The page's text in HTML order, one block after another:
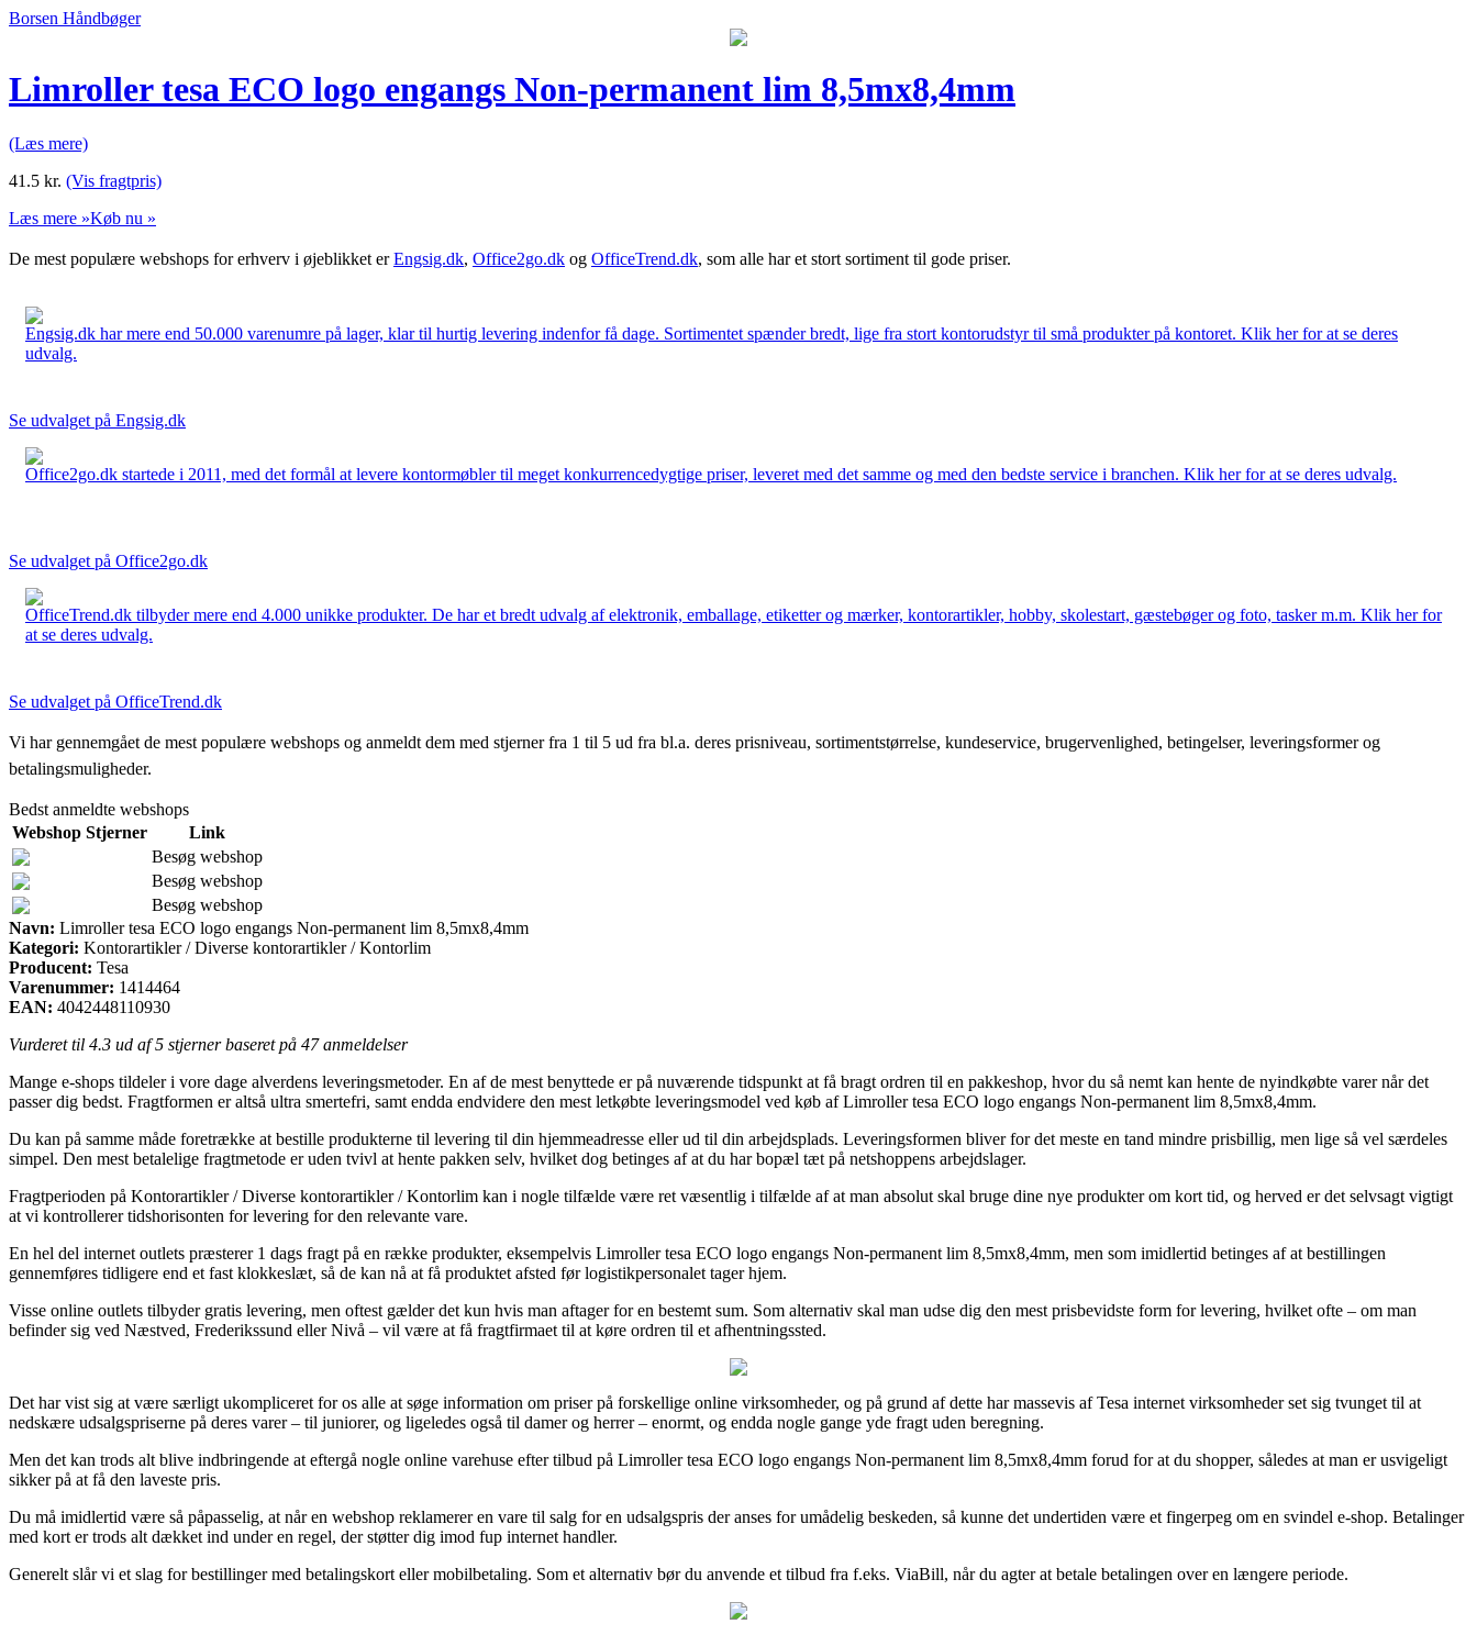
Borsen Håndbøger
Limroller tesa ECO logo engangs Non-permanent lim 8,5mx8,4mm
(Læs mere)
41.5 kr. (Vis fragtpris)
Læs mere »Køb nu »
De mest populære webshops for erhverv i øjeblikket erEngsig.dk, Office2go.dk og OfficeTrend.dk, som alle har et stort sortiment til gode priser.
Engsig.dk har mere end 50.000 varenumre på lager, klar til hurtig levering indenfor få dage. Sortimentet spænder bredt, lige fra stort kontorudstyr til små produkter på kontoret. Klik her for at se deres
udvalg.
Se udvalget på Engsig.dk
Office2go.dk startede i 2011, med det formål at levere kontormøbler til meget konkurrencedygtige priser, leveret med det samme og med den bedste service i branchen. Klik her for at se deres udvalg.
Se udvalget på Office2go.dk
OfficeTrend.dk tilbyder mere end 4.000 unikke produkter. De har et bredt udvalg af elektronik, emballage, etiketter og mærker, kontorartikler, hobby, skolestart, gæstebøger og foto, tasker m.m. Klik her for
at se deres udvalg.
Se udvalget på OfficeTrend.dk
Vi har gennemgået de mest populære webshops og anmeldt dem med stjerner fra 1 til 5 ud fra bl.a. deres prisniveau, sortimentstørrelse, kundeservice, brugervenlighed, betingelser, leveringsformer og
betalingsmuligheder.
Bedst anmeldte webshops
Webshop Stjerner
Link
Besøg webshop
Besøg webshop
Besøg webshop
Navn: Limroller tesa ECO logo engangs Non-permanent lim 8,5mx8,4mm
Kategori: Kontorartikler / Diverse kontorartikler / Kontorlim
Producent: Tesa
Varenummer: 1414464
EAN: 4042448110930
Vurderet til 4.3 ud af 5 stjerner baseret på 47anmeldelser
Mange e-shops tildeler i vore dage alverdens leveringsmetoder. En af de mest benyttede er på nuværende tidspunkt at få bragt ordren til en pakkeshop, hvor du så nemt kan hente de nyindkøbte varer når det
passer dig bedst. Fragtformen er altså ultra smertefri, samt endda endvidere den mest letkøbte leveringsmodel ved køb af Limroller tesa ECO logo engangs Non-permanent lim 8,5mx8,4mm.
Du kan på samme måde foretrække at bestille produkterne til levering til din hjemmeadresse eller ud til din arbejdsplads. Leveringsformen bliver for det meste en tand mindre prisbillig, men lige så vel særdeles
simpel. Den mest betalelige fragtmetode er uden tvivl at hente pakken selv, hvilket dog betinges af at du har bopæl tæt på netshoppens arbejdslager.
Fragtperioden på Kontorartikler / Diverse kontorartikler / Kontorlim kan i nogle tilfælde være ret væsentlig i tilfælde af at man absolut skal bruge dine nye produkter om kort tid, og herved er det selvsagt vigtigt
at vi kontrollerer tidshorisonten for levering for den relevante vare.
En hel del internet outlets præsterer 1 dags fragt på en række produkter, eksempelvis Limroller tesa ECO logo engangs Non-permanent lim 8,5mx8,4mm, men som imidlertid betinges af at bestillingen
gennemføres tidligere end et fast klokkeslæt, så de kan nå at få produktet afsted før logistikpersonalet tager hjem.
Visse online outlets tilbyder gratis levering, men oftest gælder det kun hvis man aftager for en bestemt sum. Som alternativ skal man udse dig den mest prisbevidste form for levering, hvilket ofte – om man
befinder sig ved Næstved, Frederikssund eller Nivå – vil være at få fragtfirmaet til at køre ordren til et afhentningssted.
Det har vist sig at være særligt ukompliceret for os alle at søge information om priser på forskellige online virksomheder, og på grund af dette har massevis af Tesa internet virksomheder set sig tvunget til at
nedskære udsalgspriserne på deres varer – til juniorer, og ligeledes også til damer og herrer – enormt, og endda nogle gange yde fragt uden beregning.
Men det kan trods alt blive indbringende at eftergå nogle online varehuse efter tilbud på Limroller tesa ECO logo engangs Non-permanent lim 8,5mx8,4mm forud for at du shopper, således at man er usvigeligt
sikker på at få den laveste pris.
Du må imidlertid være så påpasselig, at når en webshop reklamerer en vare til salg for en udsalgspris der anses for umådelig beskeden, så kunne det undertiden være et fingerpeg om en svindel e-shop. Betalinger
med kort er trods alt dækket ind under en regel, der støtter dig imod fup internet handler.
Generelt slår vi et slag for bestillinger med betalingskort eller mobilbetaling. Som et alternativ bør du anvende et tilbud fra f.eks. ViaBill, når du agter at betale betalingen over en længere periode.